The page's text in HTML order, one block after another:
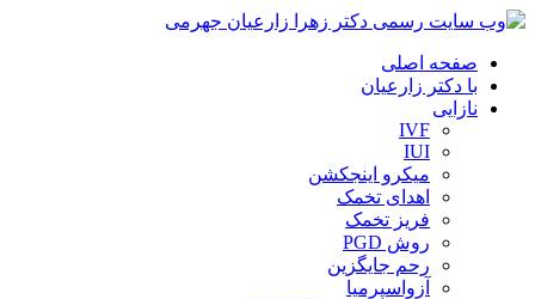
صفحه اصلی
با دکتر زارعیان
نازایی
IVF
IUI
میکرو اینجکشن
اهدای تخمک
فریز تخمک
روش PGD
رحم جایگزین
آزواسپرمیا